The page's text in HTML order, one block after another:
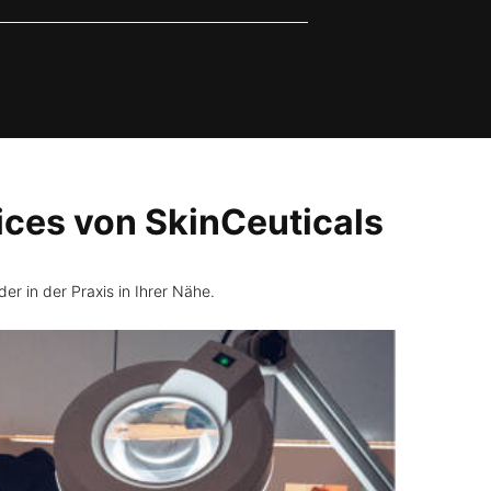
von SkinCeuticals
in der Praxis in Ihrer Nähe.